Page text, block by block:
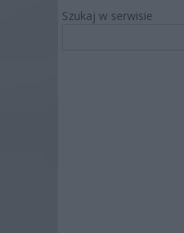
Szukaj w serwisie